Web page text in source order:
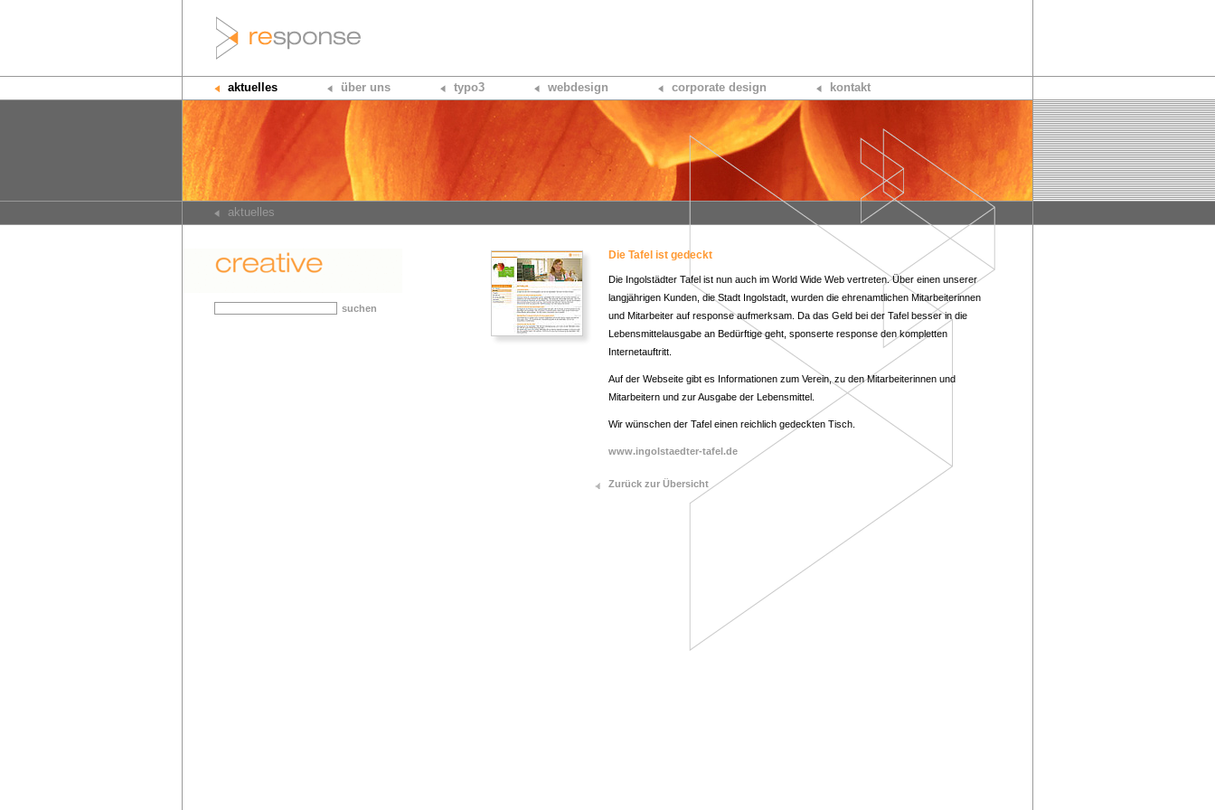
aktuelles über uns typo3 webdesign corporate design kontakt
aktuelles
suchen
Die Tafel ist gedeckt
Die Ingolstädter Tafel ist nun auch im World Wide Web vertreten. Über einen unserer
langjährigen Kunden, die Stadt Ingolstadt, wurden die ehrenamtlichen Mitarbeiterinnen
und Mitarbeiter auf response aufmerksam. Da das Geld bei der Tafel besser in die
Lebensmittelausgabe an Bedürftige geht, sponserte response den kompletten
Internetauftritt.
Auf der Webseite gibt es Informationen zum Verein, zu den Mitarbeiterinnen und
Mitarbeitern und zur Ausgabe der Lebensmittel.
Wir wünschen der Tafel einen reichlich gedeckten Tisch.
www.ingolstaedter-tafel.de
Zurück zur Übersicht